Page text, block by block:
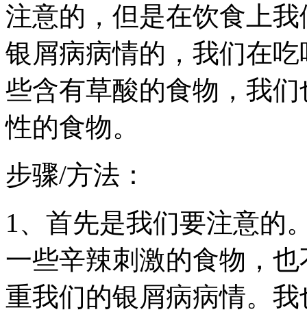
注意的，但是在饮食上
银屑病病情的，我们在
些含有草酸的食物，我
性的食物。
步骤/方法：
1、首先是我们要注意的
一些辛辣刺激的食物，
重我们的银屑病病情。